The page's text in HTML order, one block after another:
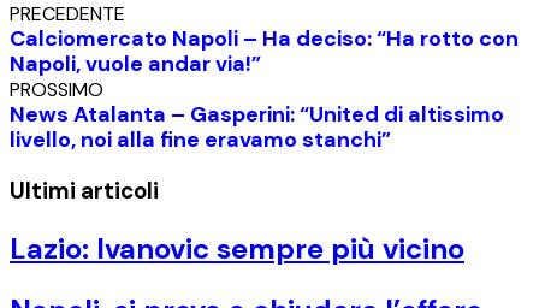
PRECEDENTE
Calciomercato Napoli – Ha deciso: “Ha rotto con
Napoli, vuole andar via!”
PROSSIMO
News Atalanta – Gasperini: “United di altissimo
livello, noi alla fine eravamo stanchi”
Ultimi articoli
Lazio: Ivanovic sempre più vicino